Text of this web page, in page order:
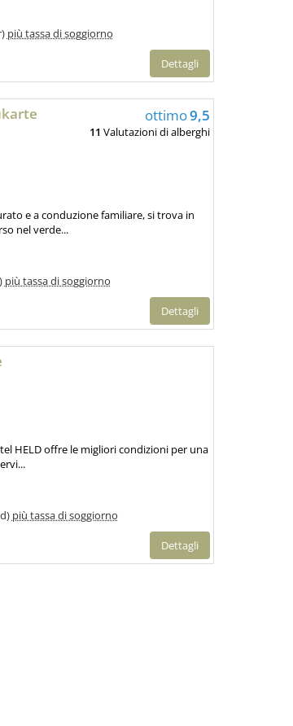
più tassa di soggiorno
Dettagli
ottimo9,5
11 Valutazioni di alberghi
e a conduzione familiare, si trova in
nel verde...
più tassa di soggiorno
Dettagli
HELD offre le migliori condizioni per una
più tassa di soggiorno
Dettagli